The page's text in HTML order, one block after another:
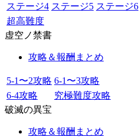
ステージ4 ステージ5 ステージ6
超高難度
虚空ノ禁書
攻略＆報酬まとめ
5-1〜2攻略 6-1〜3攻略
6-4攻略
究極難度攻略
破滅の異宝
攻略＆報酬まとめ